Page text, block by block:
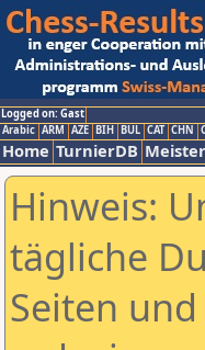
Logged on: Gast
Arabic ARM AZE BIH BUL CAT CHN
Home TurnierDB
Hinweis:
tägliche
Seiten